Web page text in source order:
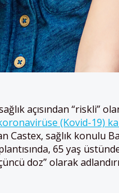
açısından “riskli”
(Kovid-19)
Castex, sağlık konulu
65 yaş
doz” olarak